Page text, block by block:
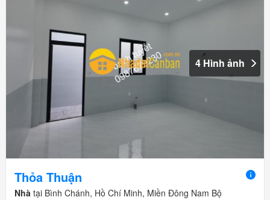
4 Hình ảnh
Thỏa Thuận
Nhà tại Bình Chánh, Hồ Chí Minh, Miền Đông Nam Bộ